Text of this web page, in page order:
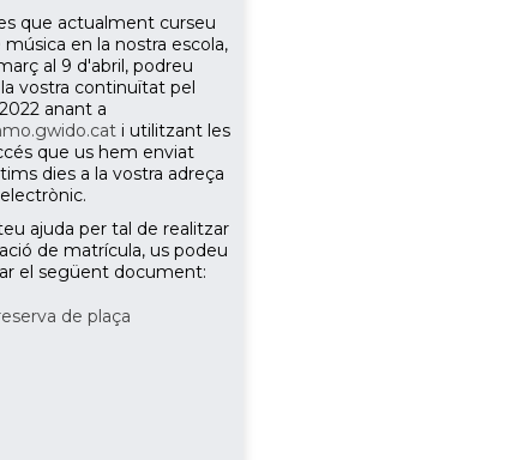
que actualment curseu
en la nostra escola,
al 9 d'abril, podreu
vostra continuïtat pel
anant a
i utilitzant les
que us hem enviat
dies a la vostra adreça
ajuda per tal de realitzar
de matrícula, us podeu
el següent document:
de plaça